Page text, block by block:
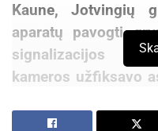
Kaune, Jotvingių
aparatų pavogti
signalizacijos
kameros užfiksavo